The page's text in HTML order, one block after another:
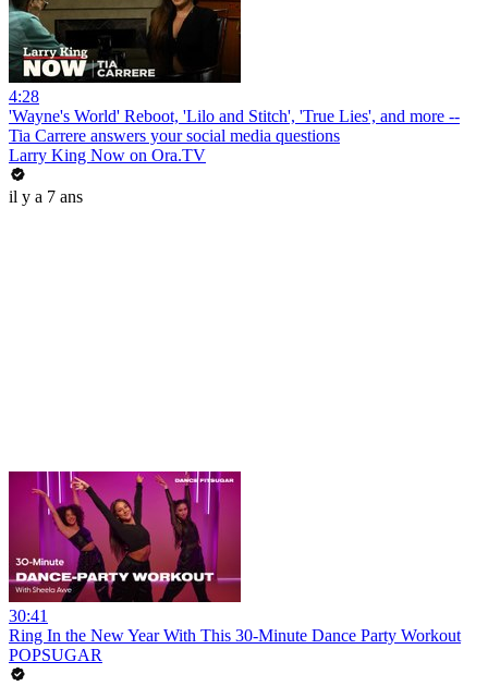
4:28
'Wayne's World' Reboot, 'Lilo and Stitch', 'True Lies', and more --
Tia Carrere answers your social media questions
Larry King Now on Ora.TV
il y a 7 ans
30:41
Ring In the New Year With This 30-Minute Dance Party Workout
POPSUGAR